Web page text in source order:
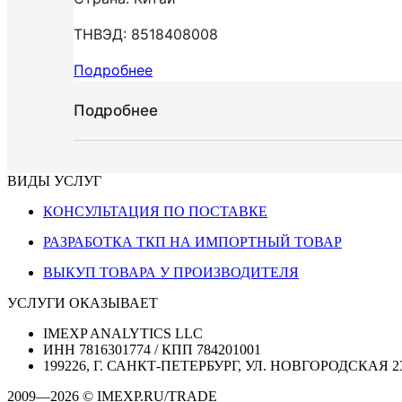
ТНВЭД: 8518408008
Подробнее
Подробнее
ВИДЫ УСЛУГ
КОНСУЛЬТАЦИЯ ПО ПОСТАВКЕ
РАЗРАБОТКА ТКП НА ИМПОРТНЫЙ ТОВАР
ВЫКУП ТОВАРА У ПРОИЗВОДИТЕЛЯ
УСЛУГИ ОКАЗЫВАЕТ
IMEXP ANALYTICS LLC
ИНН 7816301774 / КПП 784201001
199226, Г. САНКТ-ПЕТЕРБУРГ, УЛ. НОВГОРОДСКАЯ
2009—2026 © IMEXP.RU/TRADE